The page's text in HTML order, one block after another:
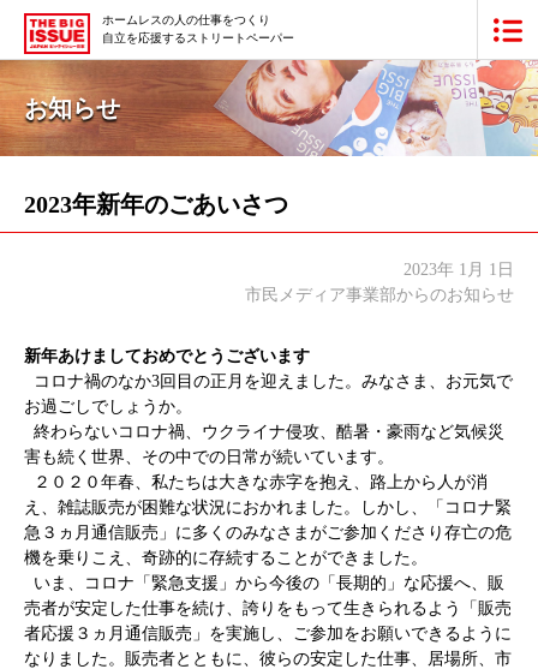
ホームレスの人の仕事をつくり
自立を応援するストリートペーパー
ビッグイシュー日本版とは
買いたい
販売したい
ビッグイシューの本・商品
団体情報 広告掲載
寄付・応援する
お知らせ
2023年新年のごあいさつ
2023年 1月 1日
市民メディア事業部からのお知らせ
新年あけましておめでとうございます
コロナ禍のなか3回目の正月を迎えました。みなさま、お元気で
お過ごしでしょうか。
終わらないコロナ禍、ウクライナ侵攻、酷暑・豪雨など気候災
害も続く世界、その中での日常が続いています。
２０２０年春、私たちは大きな赤字を抱え、路上から人が消
え、雑誌販売が困難な状況におかれました。しかし、「コロナ緊
急３ヵ月通信販売」に多くのみなさまがご参加くださり存亡の危
機を乗りこえ、奇跡的に存続することができました。
いま、コロナ「緊急支援」から今後の「長期的」な応援へ、販
売者が安定した仕事を続け、誇りをもって生きられるよう「販売
者応援３ヵ月通信販売」を実施し、ご参加をお願いできるように
なりました。販売者とともに、彼らの安定した仕事、居場所、市